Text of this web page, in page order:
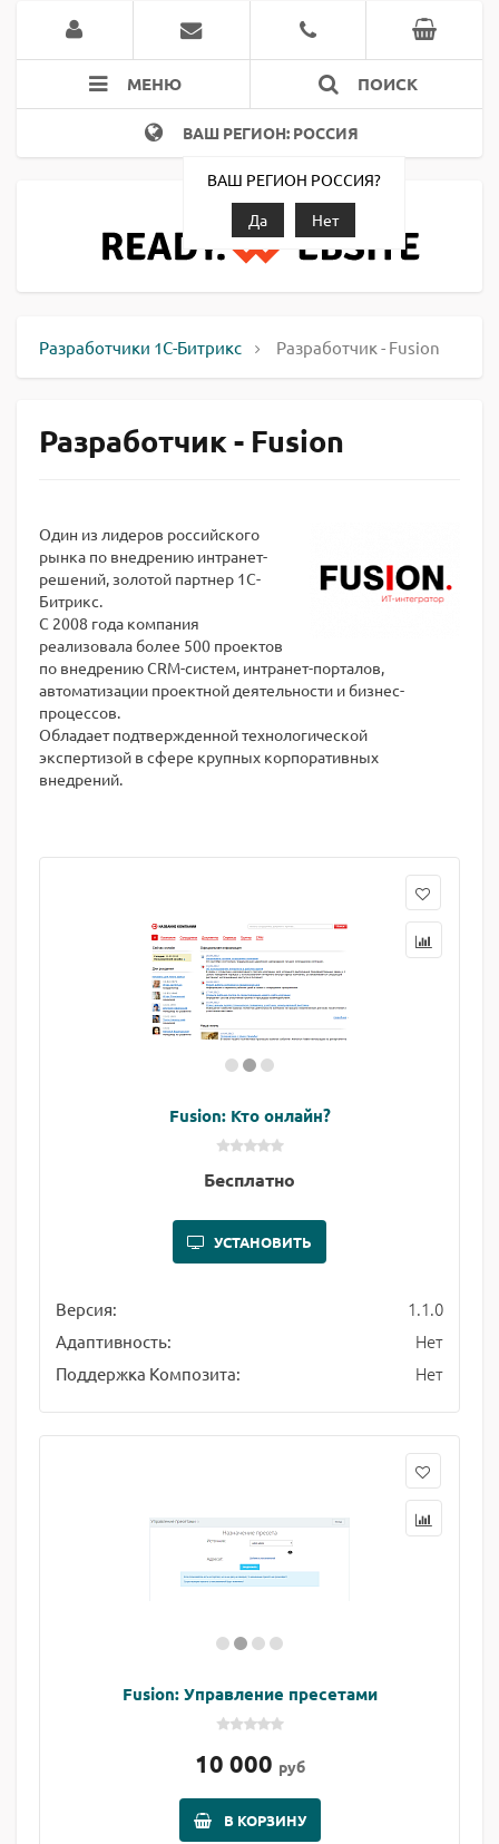
МЕНЮ ПОИСК
ВАШ РЕГИОН: РОССИЯ
ВАШ РЕГИОН РОССИЯ?
Да
Нет
Разработчики 1С-Битрикс Разработчик - Fusion
Разработчик - Fusion
Один из лидеров российского
рынка по внедрению интранет-
решений, золотой партнер 1С-
Битрикс.
С 2008 года компания
реализовала более 500 проектов
по внедрению CRM-систем, интранет-порталов,
автоматизации проектной деятельности и бизнес-
процессов.
Обладает подтвержденной технологической
экспертизой в сфере крупных корпоративных
внедрений.
Fusion: Кто онлайн?
Бесплатно
УСТАНОВИТЬ
Версия: 1.1.0
Адаптивность: Нет
Поддержка Композита: Нет
Fusion: Управление пресетами
10 000 руб
В КОРЗИНУ